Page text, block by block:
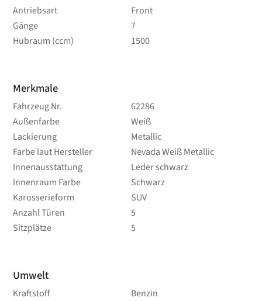
Antriebsart
Front
Gänge
7
Hubraum (ccm)
1500
Merkmale
Fahrzeug Nr.
62286
Außenfarbe
Weiß
Lackierung
Metallic
Farbe laut Hersteller
Nevada Weiß Metallic
Innenausstattung
Leder schwarz
Innenraum Farbe
Schwarz
Karosserieform
SUV
Anzahl Türen
5
Sitzplätze
5
Umwelt
Kraftstoff
Benzin